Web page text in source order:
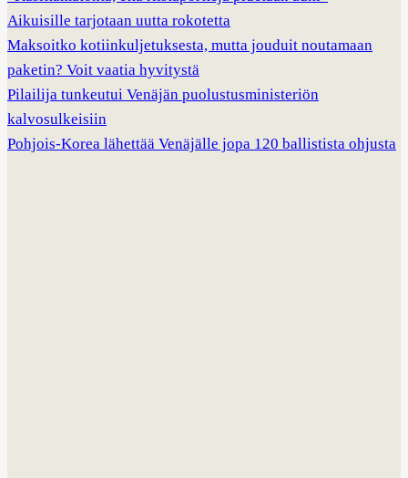
Aikuisille tarjotaan uutta rokotetta
Maksoitko kotiinkuljetuksesta, mutta jouduit noutamaan
paketin? Voit vaatia hyvitystä
Pilailija tunkeutui Venäjän puolustusministeriön
kalvosulkeisiin
Pohjois-Korea lähettää Venäjälle jopa 120 ballistista ohjusta